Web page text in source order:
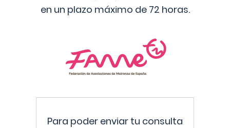
en un plazo máximo de 72 horas.
Para poder enviar tu consulta